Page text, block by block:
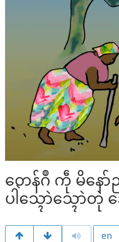
တေန်ဂဳ ကဵု မိနော်
ပါဲသ္ၚောဲသ္ၚောဲတုဲ
en